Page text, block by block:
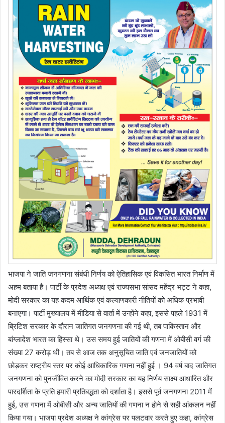
भाजपा ने जाति जनगणना संबंधी निर्णय को ऐतिहासिक एवं विकसित भारत निर्माण में
अहम बताया है। पार्टी के प्रदेश अध्यक्ष एवं राज्यसभा सांसद महेंद्र भट्ट ने कहा,
मोदी सरकार का यह कदम आर्थिक एवं कल्याणकारी नीतियों को अधिक प्रभावी
बनाएगा। पार्टी मुख्यालय में मीडिया से वार्ता में उन्होंने कहा, इससे पहले 1931 में
ब्रिटिश सरकार के दौरान जातिगत जनगणना की गई थी, तब पाकिस्तान और
बांग्लादेश भारत का हिस्सा थे। उस समय हुई जातियों की गणना में ओबीसी वर्ग की
संख्या 27 करोड़ थी। तब से आज तक अनुसूचित जाति एवं जनजातियों को
छोड़कर राष्ट्रीय स्तर पर कोई आधिकारिक गणना नहीं हुई । 94 वर्ष बाद जातिगत
जनगणना को पुनर्जीवित करने का मोदी सरकार का यह निर्णय साक्ष्य आधारित और
पारदर्शिता के प्रति हमारी प्रतिबद्धता को दर्शाता है। इससे पूर्व जनगणना 2011 में
हुई, उस गणना में ओबीसी और अन्य जातियों की गणना न होने से सही आंकलन नहीं
किया गया। भाजपा प्रदेश अध्यक्ष ने कांग्रेस पर पलटवार करते हुए कहा, कांग्रेस